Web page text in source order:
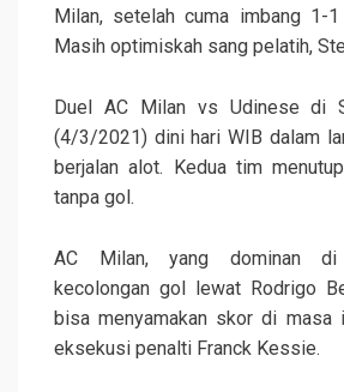
Milan, setelah cuma imbang 1-
Masih optimiskah sang pelatih,
Duel AC Milan vs Udinese di
(4/3/2021) dini hari WIB dalam
berjalan alot. Kedua tim
tanpa gol.
AC Milan, yang dominan di
kecolongan gol lewat Rodrigo
bisa menyamakan skor di masa
eksekusi penalti Franck Kessie.